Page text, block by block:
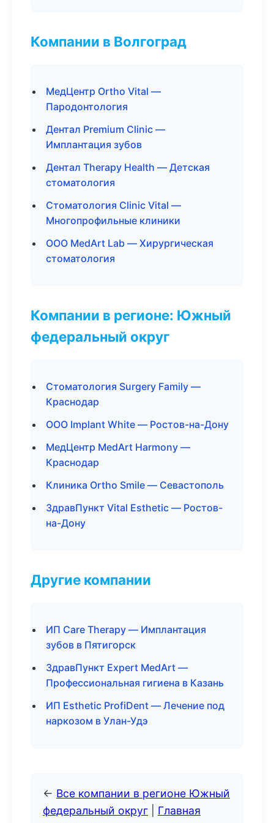
Компании в Волгоград
МедЦентр Ortho Vital —
Пародонтология
Дентал Premium Clinic —
Имплантация зубов
Дентал Therapy Health — Детская
стоматология
Стоматология Clinic Vital —
Многопрофильные клиники
ООО MedArt Lab — Хирургическая
стоматология
Компании в регионе: Южный
федеральный округ
Стоматология Surgery Family —
Краснодар
ООО Implant White — Ростов-на-Дону
МедЦентр MedArt Harmony —
Краснодар
Клиника Ortho Smile — Севастополь
ЗдравПункт Vital Esthetic — Ростов-
на-Дону
Другие компании
ИП Care Therapy — Имплантация
зубов в Пятигорск
ЗдравПункт Expert MedArt —
Профессиональная гигиена в Казань
ИП Esthetic ProfiDent — Лечение под
наркозом в Улан-Удэ
← Все компании в регионе Южный
федеральный округ
Главная